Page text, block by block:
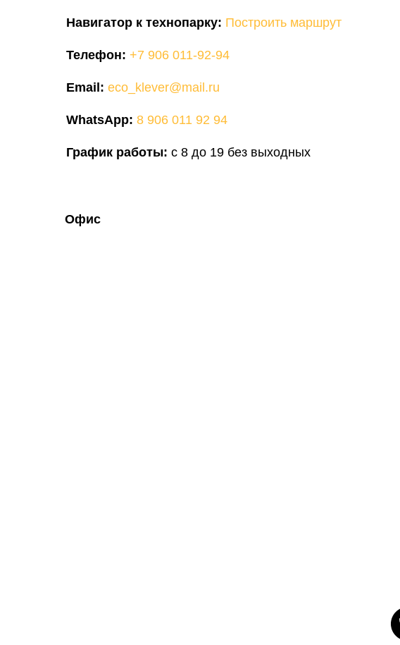
Навигатор к технопарку: Построить маршрут
Телефон: +7 906 011-92-94
Email: eco_klever@mail.ru
WhatsApp: 8 906 011 92 94
График работы: с 8 до 19 без выходных
Офис